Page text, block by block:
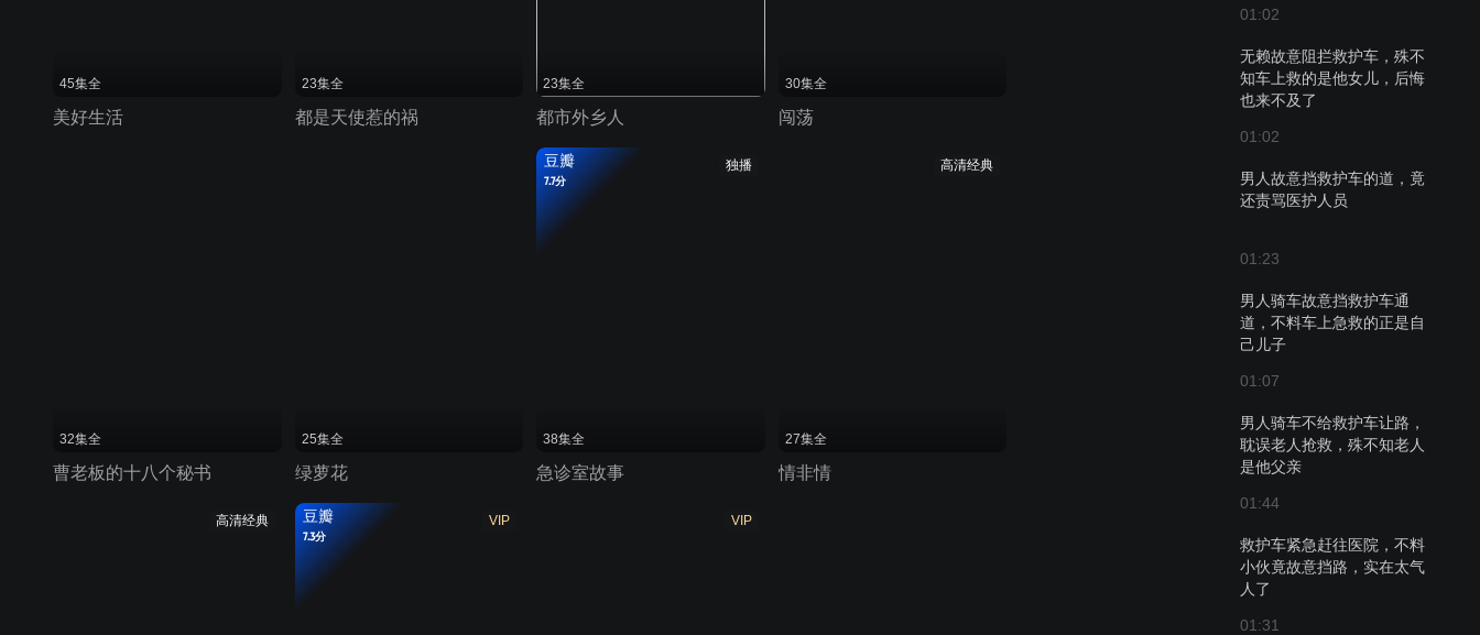
01:02
无赖故意阻拦救护车，殊不
知车上救的是他女儿，后悔
也来不及了
01:02
男人故意挡救护车的道，竟
还责骂医护人员
01:23
男人骑车故意挡救护车通
道，不料车上急救的正是自
己儿子
01:07
男人骑车不给救护车让路，
耽误老人抢救，殊不知老人
是他父亲
01:44
救护车紧急赶往医院，不料
小伙竟故意挡路，实在太气
人了
01:31
45集全
美好生活
23集全
都是天使惹的祸
23集全
都市外乡人
30集全
闯荡
32集全
曹老板的十八个秘书
25集全
绿萝花
独播
豆瓣
7.7分
38集全
急诊室故事
高清经典
27集全
情非情
高清经典 VIP
豆瓣
7.3分
VIP